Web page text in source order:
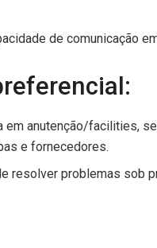
de comunicação
em anutenção/facilities,
e fornecedores.
resolver problemas sob